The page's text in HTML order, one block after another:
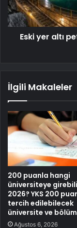
Eski yer altı
İlgili Makaleler
200 puanla hangi
üniversiteye
2026? YKS 200
tercih edilebilecek
üniversite ve
Ağustos 6, 2026